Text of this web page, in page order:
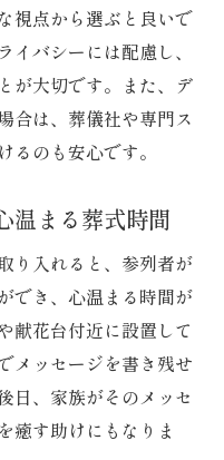
視点から選ぶと良いで
バシーには配慮し、
が大切です。また、デ
合は、葬儀社や専門ス
るのも安心です。
温まる葬式時間
り入れると、参列者が
でき、心温まる時間が
献花台付近に設置して
メッセージを書き残せ
日、家族がそのメッセ
癒す助けにもなりま